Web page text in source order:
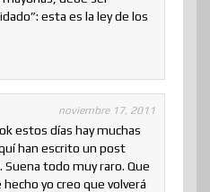
esta es la ley de los
noviembre 17, 2011
estos días hay muchas
han escrito un post
Suena todo muy raro. Que
yo creo que volverá